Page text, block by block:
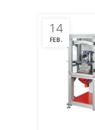
14
FEB.